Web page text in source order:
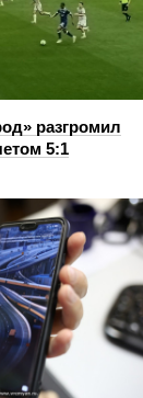
разгромил
5:1